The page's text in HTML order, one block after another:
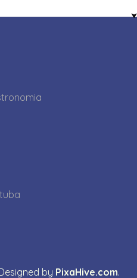
by PixaHive.com.